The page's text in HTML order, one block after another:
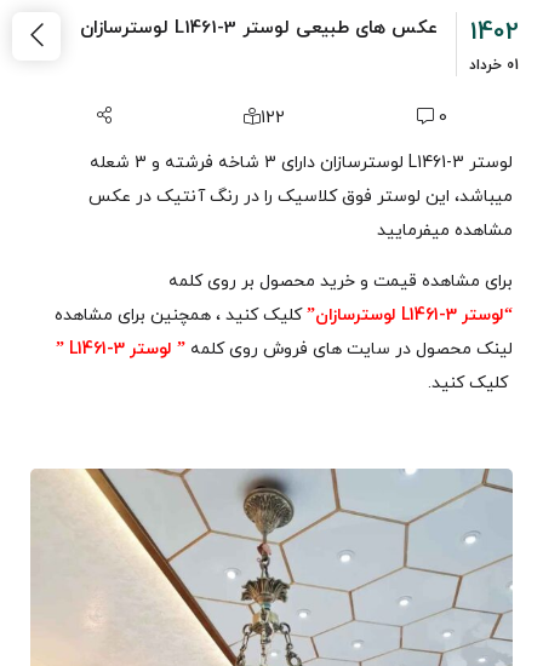
1402
01 خرداد
عکس های طبیعی لوستر L1461-3 لوسترسازان
0
122
لوستر L1461-3 لوسترسازان دارای 3 شاخه فرشته و 3 شعله
میباشد، این لوستر فوق کلاسیک را در رنگ آنتیک در عکس
مشاهده میفرمایید
برای مشاهده قیمت و خرید محصول بر روی کلمه
“لوستر L1461-3 لوسترسازان”
کلیک کنید ، همچنین برای مشاهده
لینک محصول در سایت های فروش روی کلمه ” لوستر L1461-3 ”
کلیک کنید.